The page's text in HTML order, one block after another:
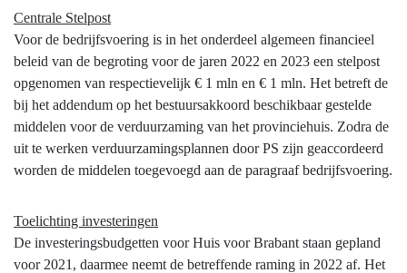
mag
het
kosten?
Centrale Stelpost
Voor de bedrijfsvoering is in het onderdeel algemeen financieel
beleid van de begroting voor de jaren 2022 en 2023 een stelpost
opgenomen van respectievelijk € 1 mln en € 1 mln. Het betreft de
bij het addendum op het bestuursakkoord beschikbaar gestelde
middelen voor de verduurzaming van het provinciehuis. Zodra de
uit te werken verduurzamingsplannen door PS zijn geaccordeerd
worden de middelen toegevoegd aan de paragraaf bedrijfsvoering.
Toelichting investeringen
De investeringsbudgetten voor Huis voor Brabant staan gepland
voor 2021, daarmee neemt de betreffende raming in 2022 af. Het